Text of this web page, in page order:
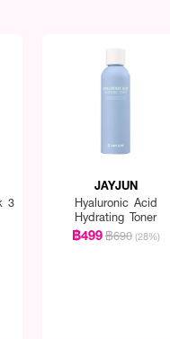
3
JAYJUN
Hyaluronic Acid
Hydrating Toner
฿499฿690 (28%)